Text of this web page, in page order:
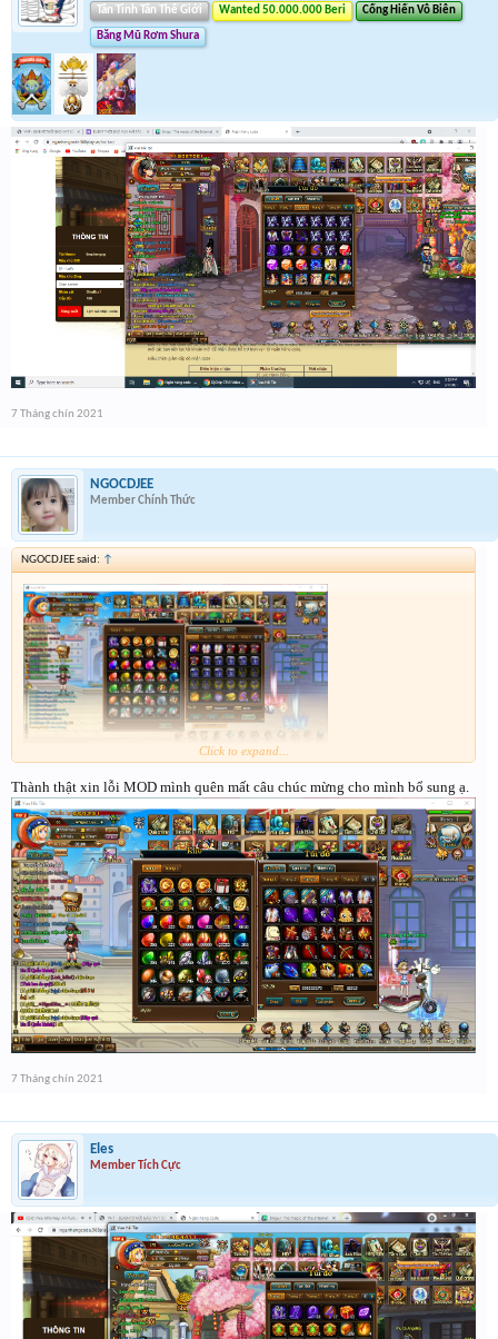
Tân Tinh Tân Thế Giới
Wanted 50.000.000 Beri Cống Hiến Vô Biên
Băng Mũ Rơm Shura
7 Tháng chín 2021
NGOCDJEE
Member Chính Thức
NGOCDJEE said: ↑
Click to expand...
Thành thật xin lỗi MOD mình quên mất câu chúc mừng cho mình bổ sung ạ.
7 Tháng chín 2021
Eles
Member Tích Cực